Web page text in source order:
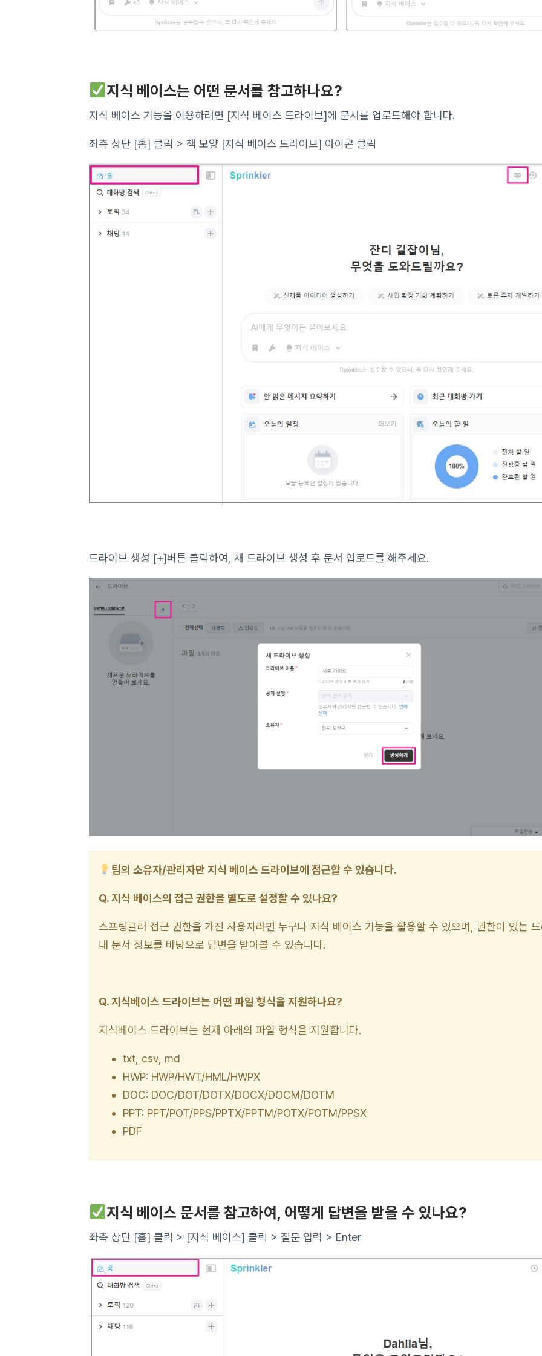
지식 베이스는 어떤 문서를 참고하나요?
지식 베이스 기능을 이용하려면 [지식 베이스 드라이브]에 문서를 업로드해야 합니다.
좌측 상단 [홈] 클릭 > 책 모양 [지식 베이스 드라이브] 아이콘 클릭
드라이브 생성 [+]버튼 클릭하여, 새 드라이브 생성 후 문서 업로드를 해주세요.
팀의 소유자/관리자만 지식 베이스 드라이브에 접근할 수 있습니다.
Q. 지식 베이스의 접근 권한을 별도로 설정할 수 있나요?
스프링클러 접근 권한을 가진 사용자라면 누구나 지식 베이스 기능을 활용할 수 있으며, 권한이 있는
내 문서 정보를 바탕으로 답변을 받아볼 수 있습니다.
Q. 지식베이스 드라이브는 어떤 파일 형식을 지원하나요?
지식베이스 드라이브는 현재 아래의 파일 형식을 지원합니다.
txt, csv, md
HWP: HWP/HWT/HML/HWPX
DOC: DOC/DOT/DOTX/DOCX/DOCM/DOTM
PPT: PPT/POT/PPS/PPTX/PPTM/POTX/POTM/PPSX
PDF
지식 베이스 문서를 참고하여, 어떻게 답변을 받을 수 있나요?
좌측 상단 [홈] 클릭 > [지식 베이스] 클릭 > 질문 입력 > Enter